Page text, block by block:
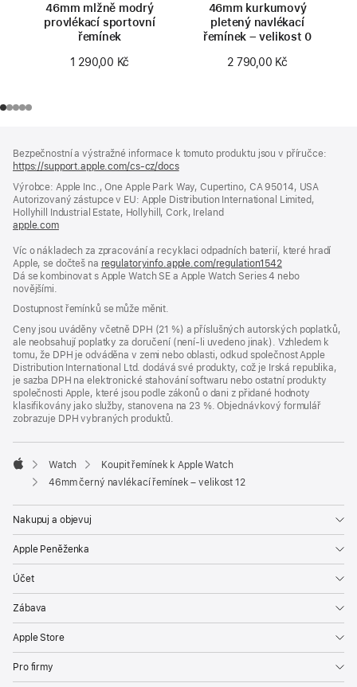
46mm mlžně modrý
provlékací sportovní
řemínek
1 290,00 Kč
46mm kurkumový
pletený navlékací
řemínek – velikost 0
2 790,00 Kč
Bezpečnostní a výstražné informace k tomuto produktu jsou v příručce:
https://support.apple.com/cs-cz/docs(otevře
v novém
okně)
Výrobce: Apple Inc., One Apple Park Way, Cupertino, CA 95014, USA
Autorizovaný zástupce v EU: Apple Distribution International Limited,
Hollyhill Industrial Estate, Hollyhill, Cork, Ireland
apple.com(otevře
v novém
okně)
Víc o nákladech za zpracování a recyklaci odpadních baterií, které hradí
Apple, se dočteš na regulatoryinfo.apple.com/regulation1542(otevře
se
Dá se kombinovat s Apple Watch SE a Apple Watch Series 4 nebo
novějšími.
Dostupnost řemínků se může měnit.
Ceny jsou uváděny včetně DPH (21 %) a příslušných autorských poplatků,
ale neobsahují poplatky za doručení (není-li uvedeno jinak). Vzhledem k
tomu, že DPH je odváděna v zemi nebo oblasti, odkud společnost Apple
Distribution International Ltd. dodává své produkty, což je Irská republika,
je sazba DPH na elektronické stahování softwaru nebo ostatní produkty
společnosti Apple, které jsou podle zákonů o dani z přidané hodnoty
klasifikovány jako služby, stanovena na 23 %. Objednávkový formulář
zobrazuje DPH vybraných produktů.
Apple
Watch
Koupit řemínek k Apple Watch
46mm černý navlékací řemínek – velikost 12
Nakupuj a objevuj
Apple Peněženka
Účet
Zábava
Apple Store
Pro firmy